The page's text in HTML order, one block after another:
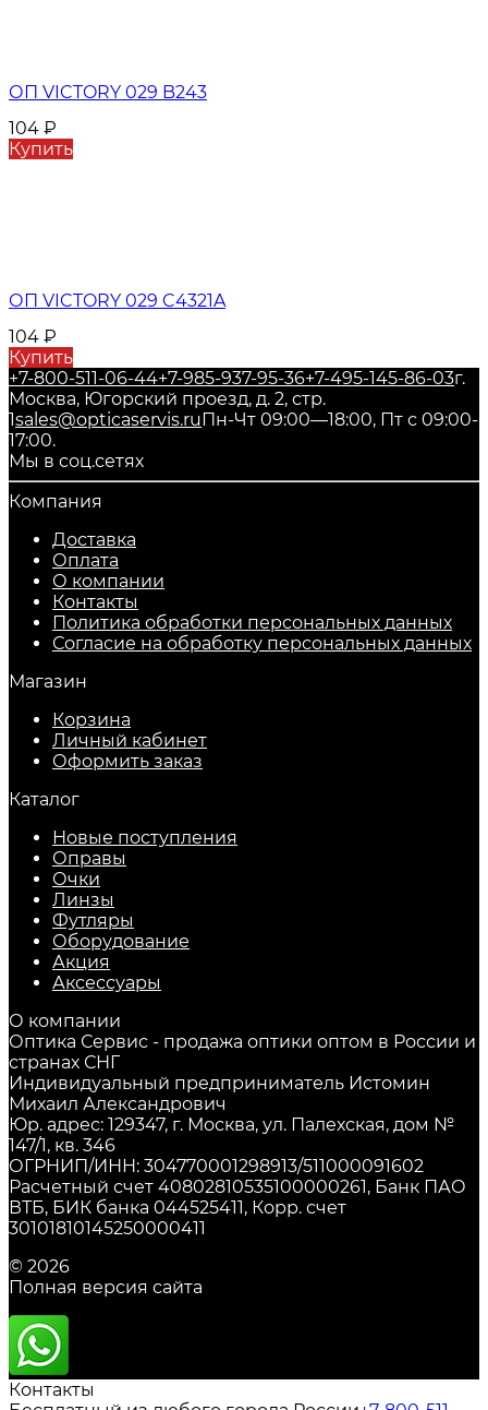
ОП VICTORY 029 B243
104 ₽
Купить
ОП VICTORY 029 C4321A
104 ₽
Купить
+7-800-511-06-44+7-985-937-95-36+7-495-145-86-03г.
Москва, Югорский проезд, д. 2, стр.
1sales@opticaservis.ruПн-Чт 09:00—18:00, Пт с 09:00-
17:00.
Мы в соц.сетях
Компания
Доставка
Оплата
О компании
Контакты
Политика обработки персональных данных
Согласие на обработку персональных данных
Магазин
Корзина
Личный кабинет
Оформить заказ
Каталог
Новые поступления
Оправы
Очки
Линзы
Футляры
Оборудование
Акция
Аксессуары
О компании
Оптика Сервис - продажа оптики оптом в России и
странах СНГ
Индивидуальный предприниматель Истомин
Михаил Александрович
Юр. адрес: 129347, г. Москва, ул. Палехская, дом №
147/1, кв. 346
ОГРНИП/ИНН: 304770001298913/511000091602
Расчетный счет 40802810535100000261, Банк ПАО
ВТБ, БИК банка 044525411, Корр. счет
30101810145250000411
© 2026
Полная версия сайта
Контакты